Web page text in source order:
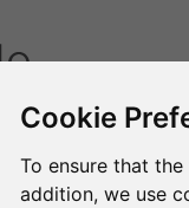
Cookie
To ensure that
addition, we use